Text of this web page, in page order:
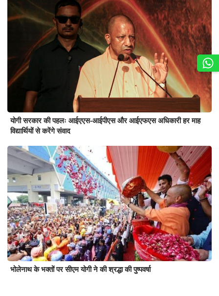
योगी सरकार की पहलः आईएएस-आईपीएस और आईएफएस अधिकारी हर माह
विद्यार्थियों से करेंगे संवाद
भोलेनाथ के भक्तों पर सीएम योगी ने की श्रद्धा की पुष्पवर्षा